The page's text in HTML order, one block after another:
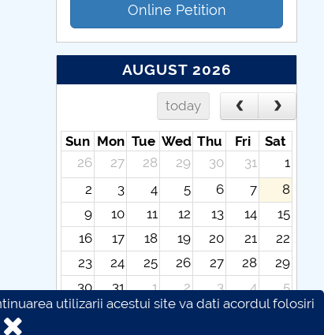
Online Petition
AUGUST 2026
today
Sun Mon Tue Wed Thu Fri
Sat
26
27 28 29 30 31
1
2
3 4 5 6 7
8
9
10 11 12 13 14
15
16
17 18 19 20 21
22
23
24 25 26 27 28
29
30
31 1 2 3 4
5
utilizarii acestui site va dati acordul folosiri